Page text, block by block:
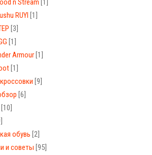
n Stream [1]
RUYI [1]
[3]
[1]
Armour [1]
[1]
[9]
[6]
[10]
обувь [2]
и советы [95]